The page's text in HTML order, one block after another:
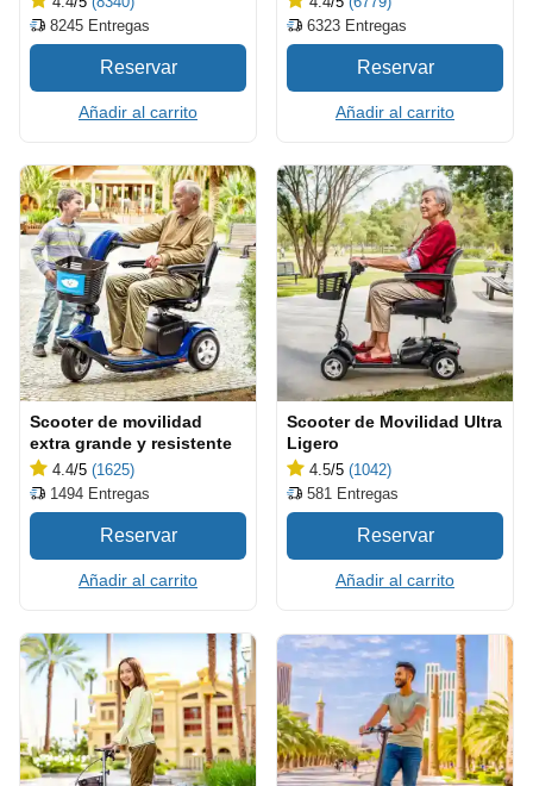
8245 Entregas
Añadir al carrito
6323 Entregas
Añadir al carrito
Scooter de movilidad
extra grande y resistente
4.4/5 (1625)
1494 Entregas
Añadir al carrito
Scooter de Movilidad Ultra
Ligero
4.5/5 (1042)
581 Entregas
Añadir al carrito